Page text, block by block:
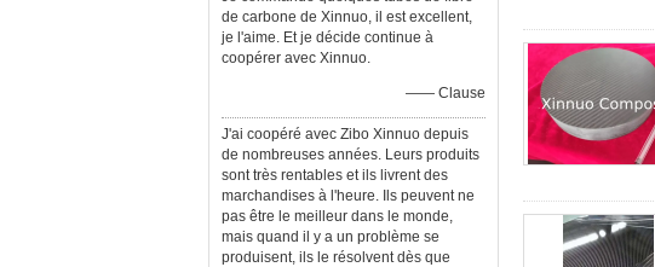
de carbone de Xinnuo, il est excellent,
je l'aime. Et je décide continue à
coopérer avec Xinnuo.
—— Clause
J'ai coopéré avec Zibo Xinnuo depuis
de nombreuses années. Leurs produits
sont très rentables et ils livrent des
marchandises à l'heure. Ils peuvent ne
pas être le meilleur dans le monde,
mais quand il y a un problème se
produisent, ils le résolvent dès que